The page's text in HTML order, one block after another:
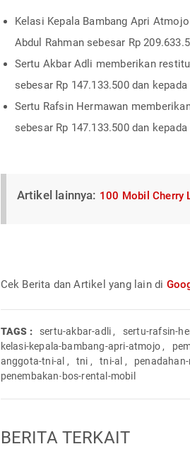
Kelasi Kepala Bambang Apri
Abdul Rahman sebesar Rp
Sertu Akbar Adli memberikan
sebesar Rp 147.133.500 dan
Sertu Rafsin Hermawan
sebesar Rp 147.133.500 dan
Artikel lainnya: 100 Mobil Cherry
Cek Berita dan Artikel yang lain di
TAGS : sertu-akbar-adli, sertu-rafsin-
kelasi-kepala-bambang-apri-atmojo,
anggota-tni-al , tni , tni-al , penadahan-
penembakan-bos-rental-mobil
BERITA TERKAIT